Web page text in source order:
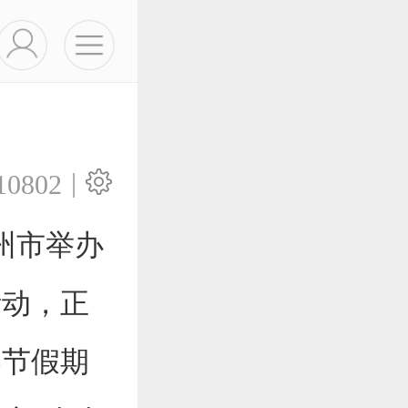
|
市举办
，正
假期